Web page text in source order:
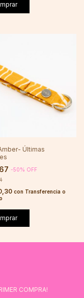
Últimas
-50% OFF
con Transferencia o
COMPRA!